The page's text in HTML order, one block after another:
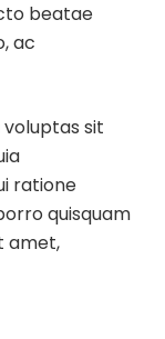
beatae
ac
sit
ratione
quisquam
amet,